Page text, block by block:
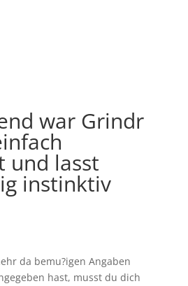
war Grindr
und lasst
instinktiv
da bemu?igen Angaben
hast, musst du dich